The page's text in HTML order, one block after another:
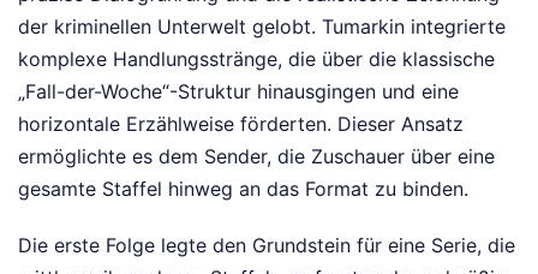
der kriminellen Unterwelt gelobt. Tumarkin integrierte
komplexe Handlungsstränge, die über die klassische
„Fall-der-Woche“-Struktur hinausgingen und eine
horizontale Erzählweise förderten. Dieser Ansatz
ermöglichte es dem Sender, die Zuschauer über eine
gesamte Staffel hinweg an das Format zu binden.
Die erste Folge legte den Grundstein für eine Serie, die